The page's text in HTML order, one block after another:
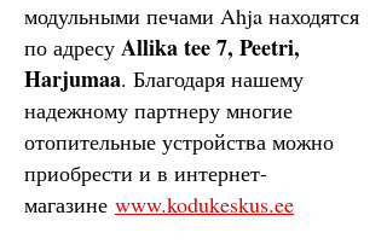
модульными печами Ahja находятся
по адресу Allika tee 7, Peetri,
Harjumaa. Благодаря нашему
надежному партнеру многие
отопительные устройства можно
приобрести и в интернет-
магазине www.kodukeskus.ee